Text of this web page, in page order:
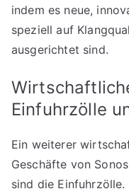
indem es neue,
speziell auf
ausgerichtet sind.
Einfuhrzölle
Ein weiterer
Geschäfte von
sind die